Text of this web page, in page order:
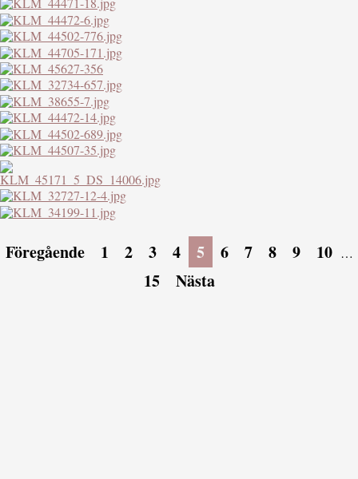
Föregående 1 2 3 4 5 6 7 8 9 10 …
15 Nästa